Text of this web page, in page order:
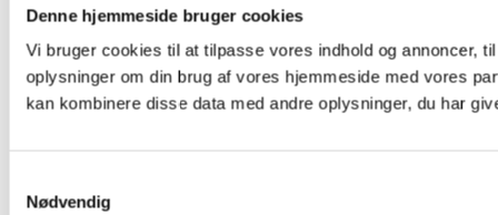
Denne hjemmeside bruger cookies
Vi bruger cookies til at tilpasse vores indhold og annoncer,
oplysninger om din brug af vores hjemmeside med vores
kan kombinere disse data med andre oplysninger, du har
Nødvendig
Cookiepolitik
Top